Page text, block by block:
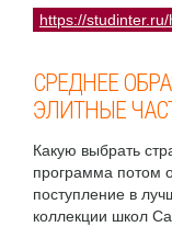
https://
СРЕДНЕЕ
ЭЛИТНЫЕ
Какую выбрать
программа потом
поступление в
коллекции школ